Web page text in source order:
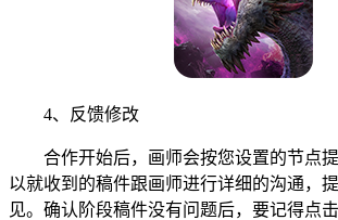
4、反馈修改
合作开始后，画师会按您设置的节点提
以就收到的稿件跟画师进行详细的沟通，
见。确认阶段稿件没有问题后，要记得点